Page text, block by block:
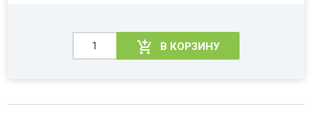
В КОРЗИНУ